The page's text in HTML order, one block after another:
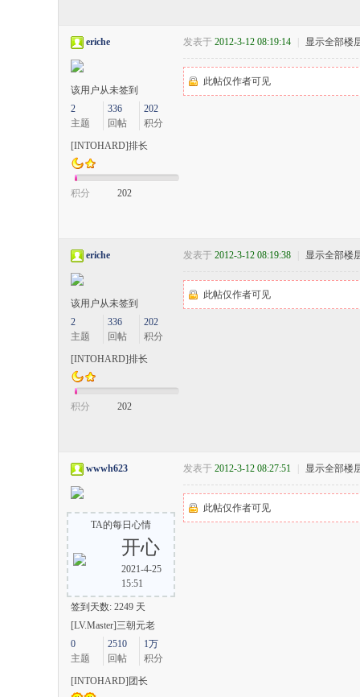
eriche
该用户从未签到
2
主题
336
回帖
202
积分
[INTOHARD]排长
积分 202
发表于 2012-3-12 08:19:14 显示全部楼
此帖仅作者可见
eriche
该用户从未签到
2
主题
336
回帖
202
积分
[INTOHARD]排长
积分 202
发表于 2012-3-12 08:19:38 显示全部楼
此帖仅作者可见
wwwh623
TA的每日心情
开心
2021-4-25
15:51
签到天数: 2249 天
[LV.Master]三朝元老
0
主题
2510
回帖
1万
积分
[INTOHARD]团长
发表于 2012-3-12 08:27:51 显示全部楼
此帖仅作者可见